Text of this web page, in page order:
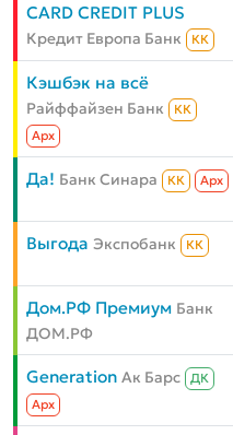
CARD CREDIT PLUS
Кредит Европа Банк КК
Кэшбэк на всё
Райффайзен Банк
КК
Aрх
Да! Банк Синара КК Aрх
Выгода Экспобанк КК
Дом.РФ Премиум Банк
ДОМ.РФ
Generation Ак Барс
ДК
Aрх